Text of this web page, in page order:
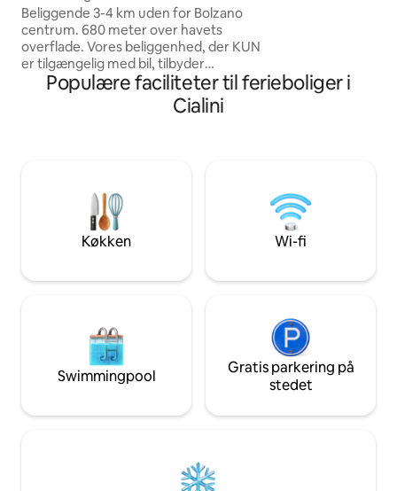
jernbanehus med panoramaudsigt
Beliggende 3-4 km uden for Bolzano
centrum. 680 meter over havets
overflade. Vores beliggenhed, der KUN
er tilgængelig med bil, tilbyder
enestående udsigt og adgang til
udendørsaktiviteter. Flygt fra bylivets
kaos, og lad din sjæl op med et ophold i
af UNESCO-naturmonumenter. Drik vin
på balkonen under en himmel fuld af
stjerner. Prisen inkluderer Ritten Card (!)
♥️DRØMMEN OM
OVERFLADER PÅ
Populære faciliteter til ferieboliger i
Cialini
Køkken Wi-fi
Swimmingpool
Gratis parkering på
stedet